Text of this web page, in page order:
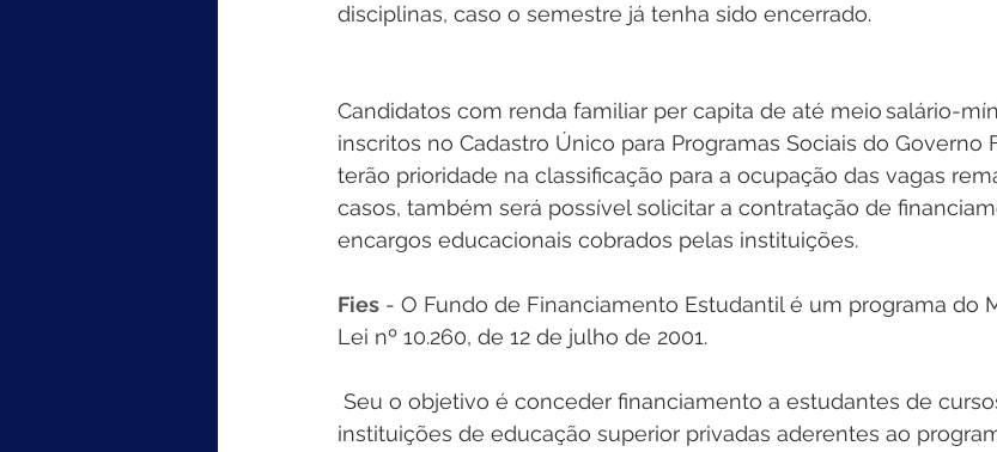
disciplinas, caso o semestre já tenha sido encerrado.
Candidatos com renda familiar per capita de até meio salário-
inscritos no Cadastro Único para Programas Sociais do Governo
terão prioridade na classificação para a ocupação das vagas
casos, também será possível solicitar a contratação de
encargos educacionais cobrados pelas instituições.
Fies - O Fundo de Financiamento Estudantil é um programa do
Lei nº 10.260, de 12 de julho de 2001.
instituições de educação superior privadas aderentes ao